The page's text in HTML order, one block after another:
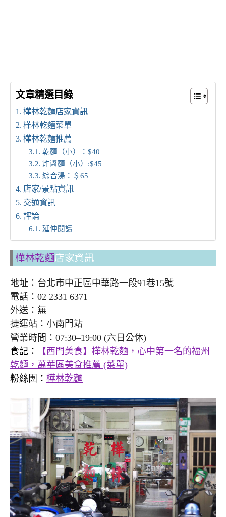
文章精選目錄
樺林乾麵店家資訊
樺林乾麵菜單
樺林乾麵推薦
乾麵（小）：$40
炸醬麵（小）:$45
綜合湯：＄65
店家/景點資訊
交通資訊
評論
延伸閱讀
樺林乾麵店家資訊
地址：台北市中正區中華路一段91巷15號
電話：02 2331 6371
外送：無
捷運站：小南門站
營業時間：07:30–19:00 (六日公休)
食記：
【西門美食】樺林乾麵，心中第一名的福州
乾麵，萬華區美食推薦 (菜單)
粉絲團： 樺林乾麵